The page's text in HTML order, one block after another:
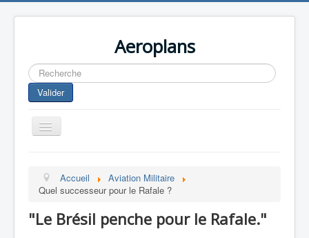
Aeroplans
Rechercher
Valider
Toggle
Navigation
Aviation Commerciale
Aviation Militaire
Accueil
Aviation Militaire
Quel successeur pour le Rafale ?
"Le Brésil penche pour le Rafale."